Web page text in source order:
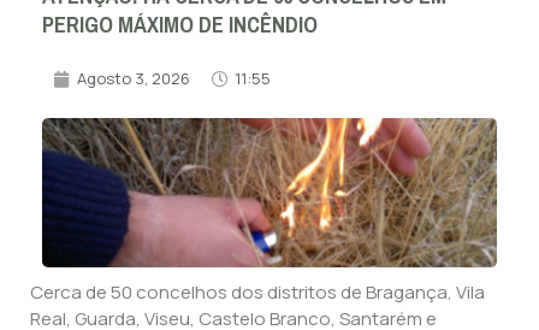
PERIGO MÁXIMO DE INCÊNDIO
Agosto 3, 2026 11:55
Cerca de 50 concelhos dos distritos de Bragança, Vila
Real, Guarda, Viseu, Castelo Branco, Santarém e